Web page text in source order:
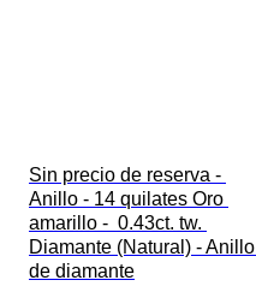
Sin precio de reserva -
Anillo - 14 quilates Oro
amarillo -  0.43ct. tw.
Diamante (Natural) - Anillo
de diamante